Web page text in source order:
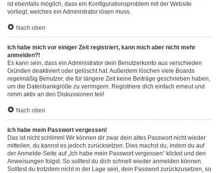
ist ebenfalls möglich, dass ein Konfigurationsproblem mit der Website
vorliegt, welches ein Administrator lösen muss.
Nach oben
Ich habe mich vor einiger Zeit registriert, kann mich aber nicht mehr
anmelden?!
Es kann sein, dass ein Administrator dein Benutzerkonto aus verschieden
Gründen deaktiviert oder gelöscht hat. Außerdem löschen viele Boards
regelmäßig Benutzer, die für längere Zeit keine Beiträge geschrieben haben,
um die Datenbankgröße zu verringern. Registriere dich einfach erneut und
nimm aktiv an den Diskussionen teil!
Nach oben
Ich habe mein Passwort vergessen!
Das ist nicht schlimm! Wir können dir zwar dein altes Passwort nicht wieder
mitteilen, du kannst es jedoch zurücksetzen. Dies machst du, indem du auf
der Anmelde-Seite auf „Ich habe mein Passwort vergessen“ klickst und den
Anweisungen folgst. So solltest du dich schnell wieder anmelden können.
Solltest du trotzdem nicht in der Lage sein, dein Passwort zurückzusetzen, so